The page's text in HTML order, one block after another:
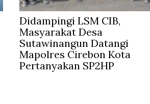
Didampingi LSM CIB,
Masyarakat Desa
Sutawinangun Datangi
Mapolres Cirebon Kota
Pertanyakan SP2HP